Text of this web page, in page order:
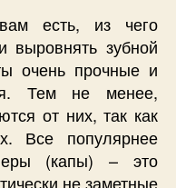
есть, из чего
зубной
очень прочные и
Тем не менее,
от них, так как
Все популярнее
(капы) – это
не заметные